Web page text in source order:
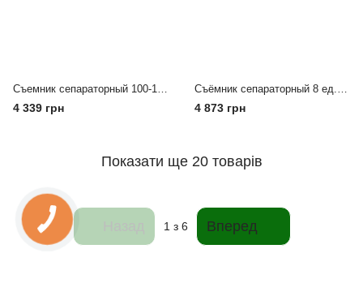
Съемник сепараторный 100-150мм TOPTUL JEAD1115
4 339 грн
Съёмник сепараторный 8 ед. TOPTUL JGAD0801
4 873 грн
Показати ще 20 товарів
1 з 6 Вперед